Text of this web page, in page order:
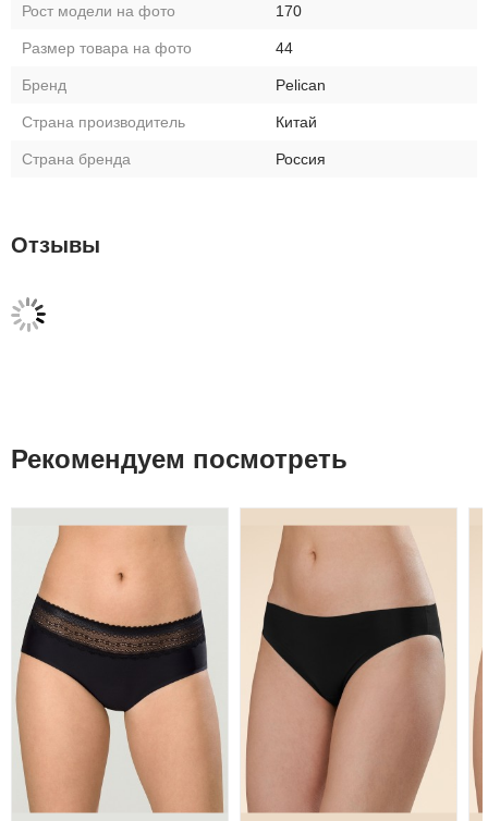
Рост модели на фото 170
Размер товара на фото 44
Бренд Pelican
Страна производитель Китай
Страна бренда Россия
Отзывы
Рекомендуем посмотреть